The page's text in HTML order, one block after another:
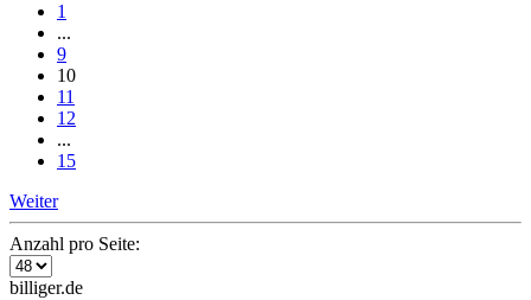
1
...
9
10
11
12
...
15
Weiter
Anzahl pro Seite:
billiger.de